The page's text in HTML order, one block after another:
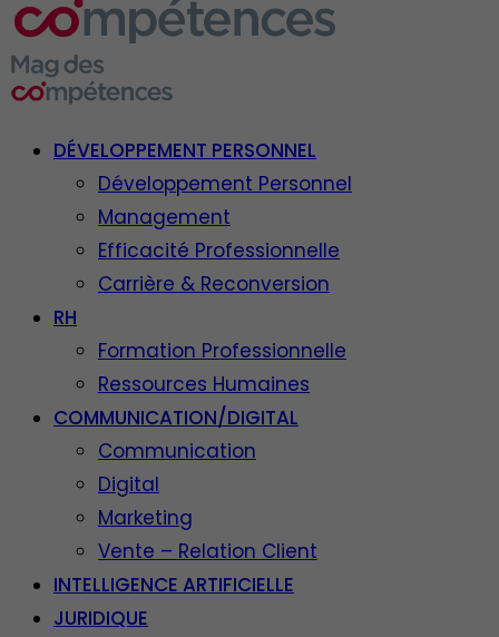
DÉVELOPPEMENT PERSONNEL
Développement Personnel
Management
Efficacité Professionnelle
Carrière & Reconversion
RH
Formation Professionnelle
Ressources Humaines
COMMUNICATION/DIGITAL
Communication
Digital
Marketing
Vente – Relation Client
INTELLIGENCE ARTIFICIELLE
JURIDIQUE